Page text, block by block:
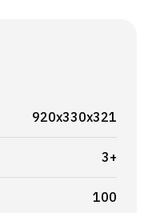
920x330x321
3+
100